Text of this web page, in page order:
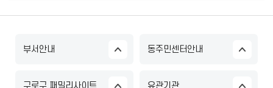
부서안내 동주민센터안내
구로구 패밀리사이트 유관기관